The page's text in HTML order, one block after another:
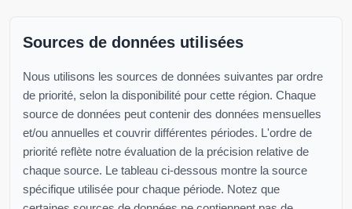
Sources de données utilisées
Nous utilisons les sources de données suivantes par ordre
de priorité, selon la disponibilité pour cette région. Chaque
source de données peut contenir des données mensuelles
et/ou annuelles et couvrir différentes périodes. L'ordre de
priorité reflète notre évaluation de la précision relative de
chaque source. Le tableau ci-dessous montre la source
spécifique utilisée pour chaque période. Notez que